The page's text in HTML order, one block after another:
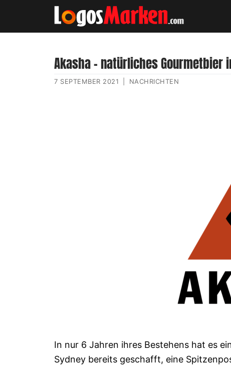
Akasha – natürliches Gourmetbier
7 SEPTEMBER 2021 NACHRICHTEN
In nur 6 Jahren ihres Bestehens hat es
Sydney bereits geschafft, eine